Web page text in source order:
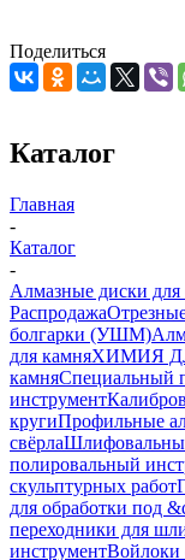
Поделиться
Каталог
Главная
-
Каталог
-
Алмазные диски
Распродажа
болгарки (УШМ)
для камняХИМИЯ
камняСпециальный
инструмент
кругиПрофильные
свёрла
полировальный
скульптурных работ
для обработки под
переходники для
инструментВойлоки